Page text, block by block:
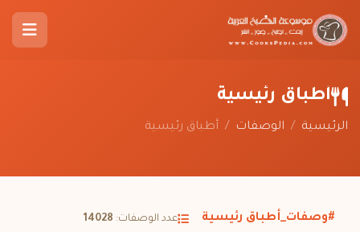
أطباق رئيسية
الرئيسية / الوصفات / أطباق رئيسية
#وصفات_أطباق رئيسية عدد الوصفات: 14028